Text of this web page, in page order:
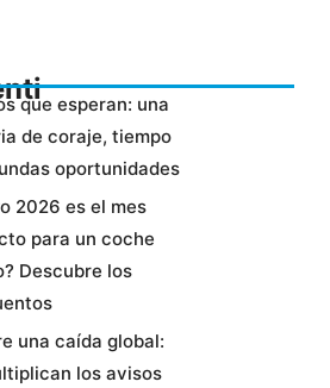
que esperan: una
de coraje, tiempo
oportunidades
2026 es el mes
para un coche
Descubre los
una caída global:
los avisos